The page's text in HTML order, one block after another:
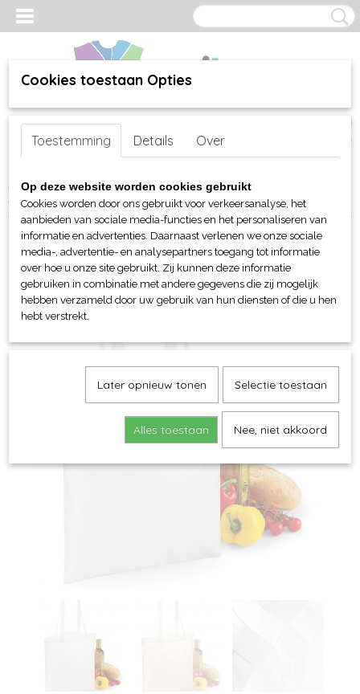
Inloggen Registreren
(0)
Home >webshop>Per merk >BagBase - tassen
en Schoudertas> BagBase Sublimation Shopper
Cookies toestaan Opties
Toestemming Details Over
Op deze website worden cookies gebruikt
Cookies worden door ons gebruikt voor verkeersanalyse, het
aanbieden van sociale media-functies en het personaliseren van
informatie en advertenties. Daarnaast verlenen we onze sociale
media-, advertentie- en analysepartners toegang tot informatie
over hoe u onze site gebruikt. Zij kunnen deze informatie
gebruiken in combinatie met andere gegevens die zij mogelijk
hebben verzameld door uw gebruik van hun diensten of die u hen
hebt verstrekt.
Later opnieuw tonen Selectie toestaan
Alles toestaan Nee, niet akkoord